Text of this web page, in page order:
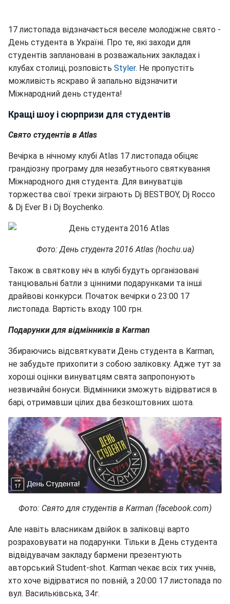
17 листопада відзначається веселе молодіжне свято -
День студента в Україні. Про те, які заходи для
студентів заплановані в розважальних закладах і
клубах столиці, розповість Styler. Не пропустіть
можливість яскраво й запально відзначити
Міжнародний день студента!
Кращі шоу і сюрпризи для студентів
Свято студентів в Atlas
Вечірка в нічному клубі Atlas 17 листопада обіцяє
грандіозну програму для незабутнього святкування
Міжнародного дня студента. Для винуватців
торжества свої треки зіграють Dj BESTBOY, Dj Rocco
& Dj Ever B і Dj Boychenko.
Фото: День студента 2016 Atlas (hochu.ua)
Також в святкову ніч в клубі будуть організовані
танцювальні батли з цінними подарунками та інші
драйвові конкурси. Початок вечірки о 23:00 17
листопада. Вартість входу 100 грн.
Подарунки для відмінників в Karman
Збираючись відсвяткувати День студента в Karman,
не забудьте прихопити з собою заліковку. Адже тут за
хороші оцінки винуватцям свята запропонують
незвичайні бонуси. Відмінники зможуть відірватися в
барі, отримавши цілих два безкоштовних шота.
Фото: Свято для студентів в Karman (facebook.com)
Але навіть власникам двійок в заліковці варто
розраховувати на подарунки. Тільки в День студента
відвідувачам закладу бармени презентують
авторський Student-shot. Karman чекає всіх тих учнів,
хто хоче відірватися по повній, з 20:00 17 листопада по
вул. Васильківська, 34г.